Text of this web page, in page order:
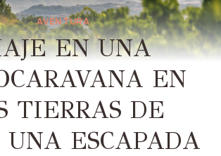
AVENTURA
EN UNA
EN
TIERRAS DE
UNA ESCAPADA